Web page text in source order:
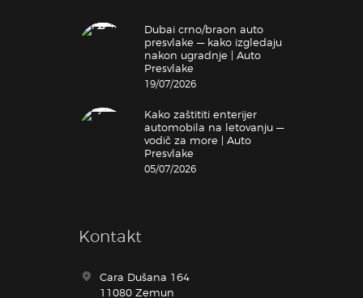
Dubai crno/braon auto
presvlake — kako izgledaju
nakon ugradnje | Auto
Presvlake
19/07/2026
Kako zaštititi enterijer
automobila na letovanju —
vodič za more | Auto
Presvlake
05/07/2026
Kontakt
Cara Dušana 164
11080 Zemun